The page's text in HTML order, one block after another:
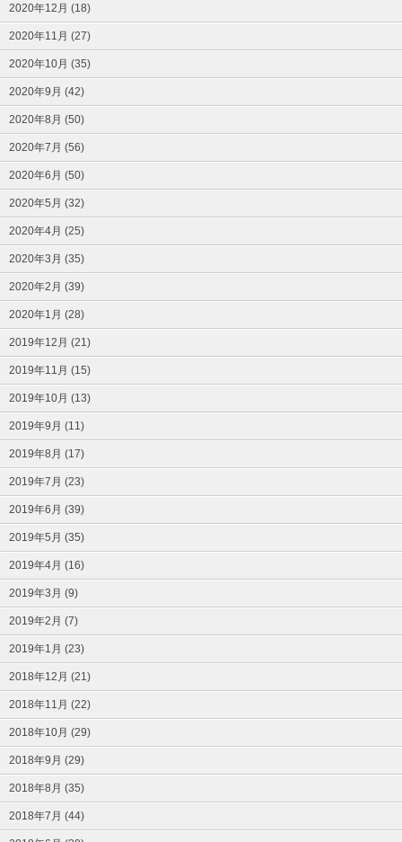
2020年12月 (18)
2020年11月 (27)
2020年10月 (35)
2020年9月 (42)
2020年8月 (50)
2020年7月 (56)
2020年6月 (50)
2020年5月 (32)
2020年4月 (25)
2020年3月 (35)
2020年2月 (39)
2020年1月 (28)
2019年12月 (21)
2019年11月 (15)
2019年10月 (13)
2019年9月 (11)
2019年8月 (17)
2019年7月 (23)
2019年6月 (39)
2019年5月 (35)
2019年4月 (16)
2019年3月 (9)
2019年2月 (7)
2019年1月 (23)
2018年12月 (21)
2018年11月 (22)
2018年10月 (29)
2018年9月 (29)
2018年8月 (35)
2018年7月 (44)